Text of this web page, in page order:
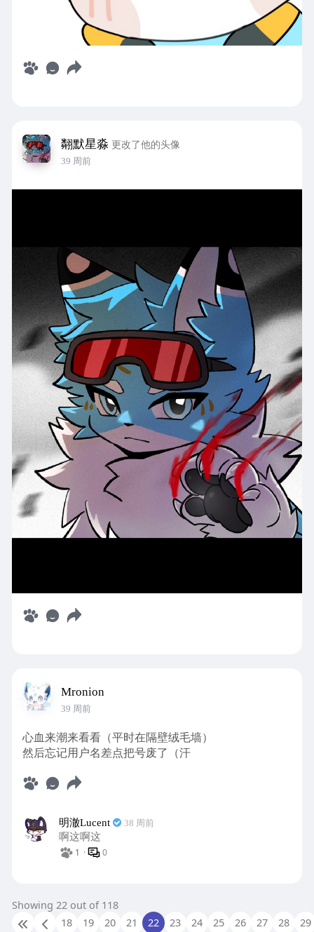
翷默星淼 更改了他的头像
39 周前
Mronion
39 周前
心血来潮来看看（平时在隔壁绒毛墙）
然后忘记用户名差点把号废了（汗
明澈Lucent 38 周前
啊这啊这
1 · 0
Showing 22 out of 118
18
19 20 21 22 23 24 25 26 27 28 29